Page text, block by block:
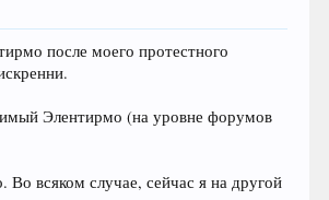
после моего протестного
Элентирмо (на уровне форумов
всяком случае, сейчас я на другой